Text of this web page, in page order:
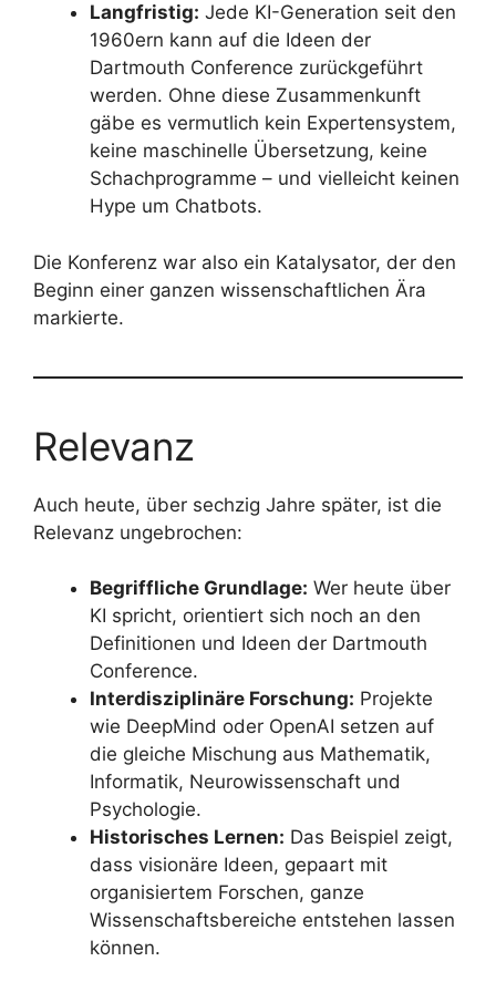
Langfristig: Jede KI-Generation seit den
1960ern kann auf die Ideen der
Dartmouth Conference zurückgeführt
werden. Ohne diese Zusammenkunft
gäbe es vermutlich kein Expertensystem,
keine maschinelle Übersetzung, keine
Schachprogramme – und vielleicht keinen
Hype um Chatbots.
Die Konferenz war also ein Katalysator, der den
Beginn einer ganzen wissenschaftlichen Ära
markierte.
Relevanz
Auch heute, über sechzig Jahre später, ist die
Relevanz ungebrochen:
Begriffliche Grundlage: Wer heute über
KI spricht, orientiert sich noch an den
Definitionen und Ideen der Dartmouth
Conference.
Interdisziplinäre Forschung: Projekte
wie DeepMind oder OpenAI setzen auf
die gleiche Mischung aus Mathematik,
Informatik, Neurowissenschaft und
Psychologie.
Historisches Lernen: Das Beispiel zeigt,
dass visionäre Ideen, gepaart mit
organisiertem Forschen, ganze
Wissenschaftsbereiche entstehen lassen
können.